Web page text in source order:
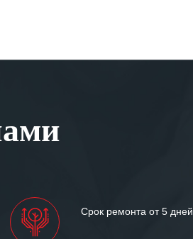
Срок ремонта от 5 дней